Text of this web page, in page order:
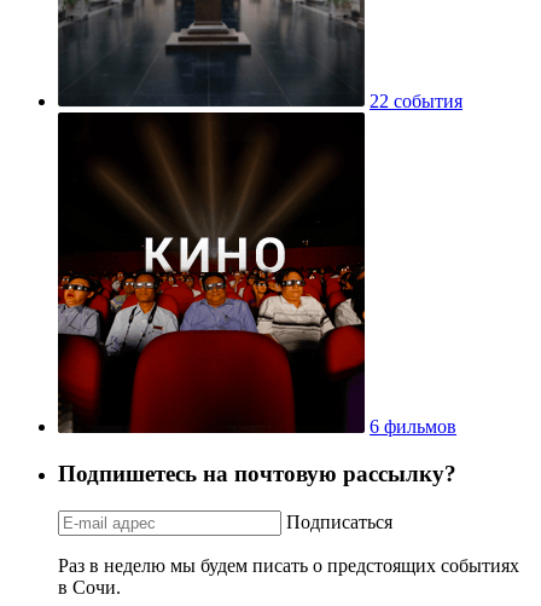
22 события
6 фильмов
Подпишетесь на почтовую рассылку?
Подписаться
Раз в неделю мы будем писать о предстоящих событиях
в Сочи.